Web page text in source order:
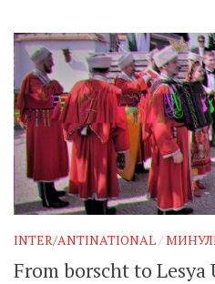
INTER/ANTINATIONAL /
From borscht to